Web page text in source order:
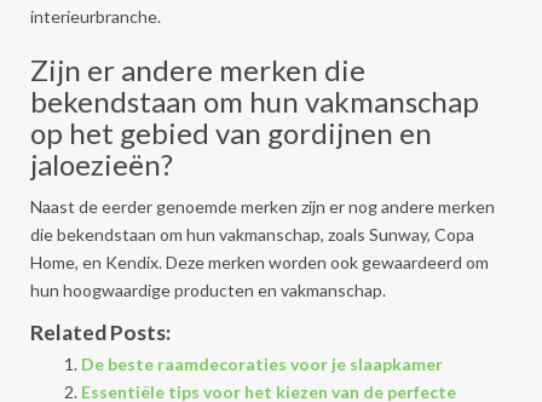
interieurbranche.
Zijn er andere merken die
bekendstaan om hun vakmanschap
op het gebied van gordijnen en
jaloezieën?
Naast de eerder genoemde merken zijn er nog andere merken
die bekendstaan om hun vakmanschap, zoals Sunway, Copa
Home, en Kendix. Deze merken worden ook gewaardeerd om
hun hoogwaardige producten en vakmanschap.
Related Posts:
De beste raamdecoraties voor je slaapkamer
Essentiële tips voor het kiezen van de perfecte